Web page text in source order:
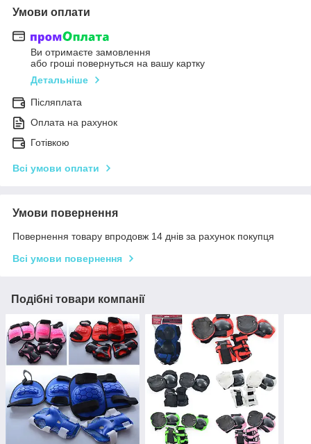
Умови оплати
Ви отримаєте замовлення
або гроші повернуться на вашу картку
Детальніше
Післяплата
Оплата на рахунок
Готівкою
Всі умови оплати
Умови повернення
Повернення товару впродовж 14 днів за рахунок покупця
Всі умови повернення
Подібні товари компанії